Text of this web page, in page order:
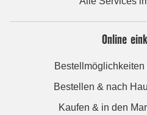
Online
Bestellen & nach
Kaufen & in den